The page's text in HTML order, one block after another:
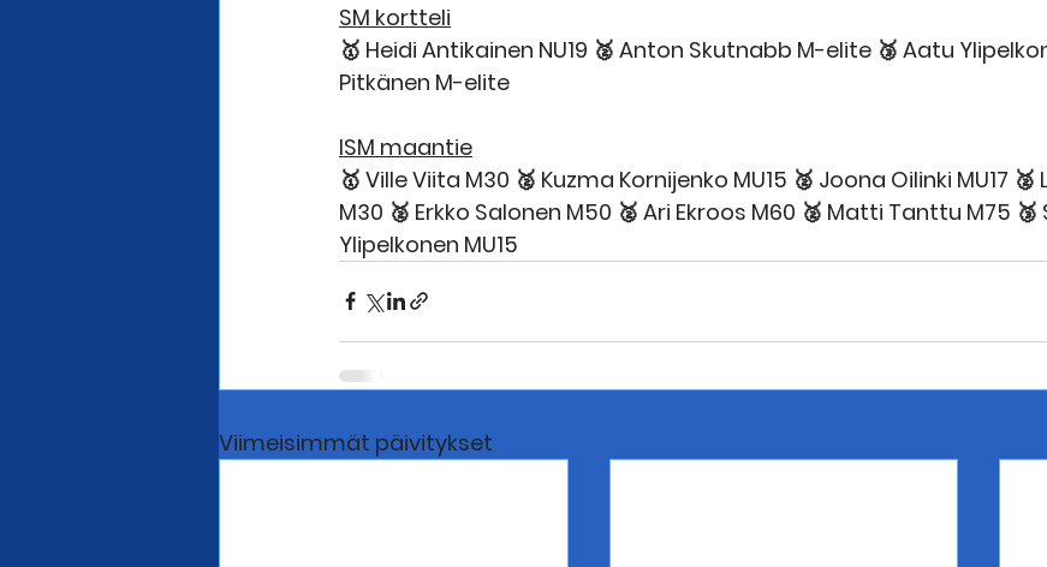
SM kortteli
🥇 Heidi Antikainen NU19 🥈 Anton Skutnabb M-elite 🥉 Aatu
Pitkänen M-elite
ISM maantie
🥇 Ville Viita M30 🥈 Kuzma Kornijenko MU15 🥈 Joona Oilinki MU17
M30 🥈 Erkko Salonen M50 🥈 Ari Ekroos M60 🥈 Matti Tanttu M75 🥉
Ylipelkonen MU15
Viimeisimmät päivitykset